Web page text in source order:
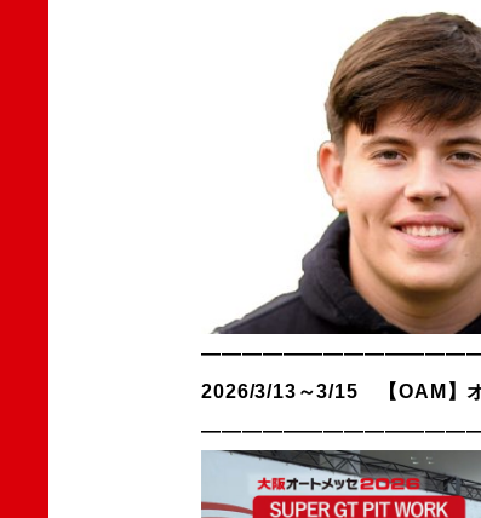
2026/3/13～3/15 【OAM】